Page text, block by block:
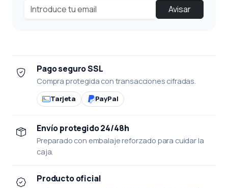
Avisar
Pago seguro SSL
Compra protegida con transacciones cifradas.
Tarjeta PayPal
Envío protegido 24/48h
Preparado con embalaje reforzado para cuidar la
caja.
Producto oficial